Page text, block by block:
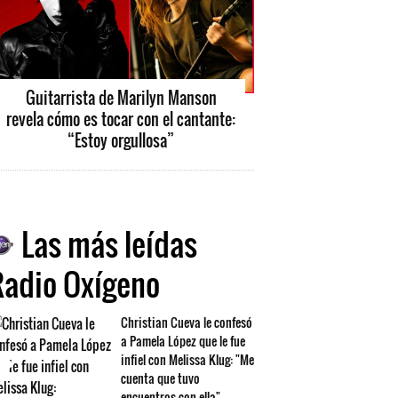
Guitarrista de Marilyn Manson
revela cómo es tocar con el cantante:
“Estoy orgullosa”
Las más leídas
Oxígeno
Christian Cueva le confesó
a Pamela López que le fue
infiel con Melissa Klug: "Me
cuenta que tuvo